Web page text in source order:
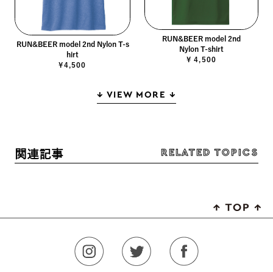
RUN&BEER model 2nd Nylon T-s
hirt
¥4,500
RUN&BEER model 2nd
Nylon T-shirt
¥ 4,500
↓ VIEW MORE ↓
関連記事 RELATED TOPICS